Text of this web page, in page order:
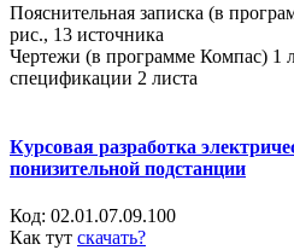
Пояснительная записка (в
рис., 13 источника
Чертежи (в программе Компас) 1
спецификации 2 листа
Курсовая разработка
понизительной подстанции
Код: 02.01.07.09.100
Как тут скачать?